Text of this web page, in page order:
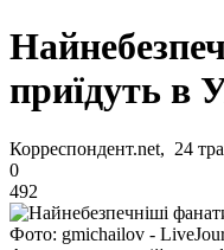
приїдуть в
Корреспондент.net, 24
0
492
Фото: gmichailov -